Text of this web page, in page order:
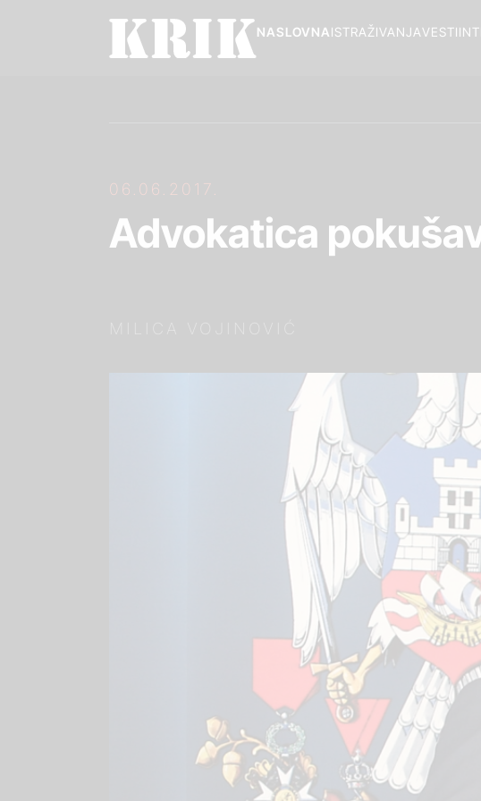
VESTI
ISTRAŽIVANJA
NASLOVNA
06.06.2017.
Advokatica